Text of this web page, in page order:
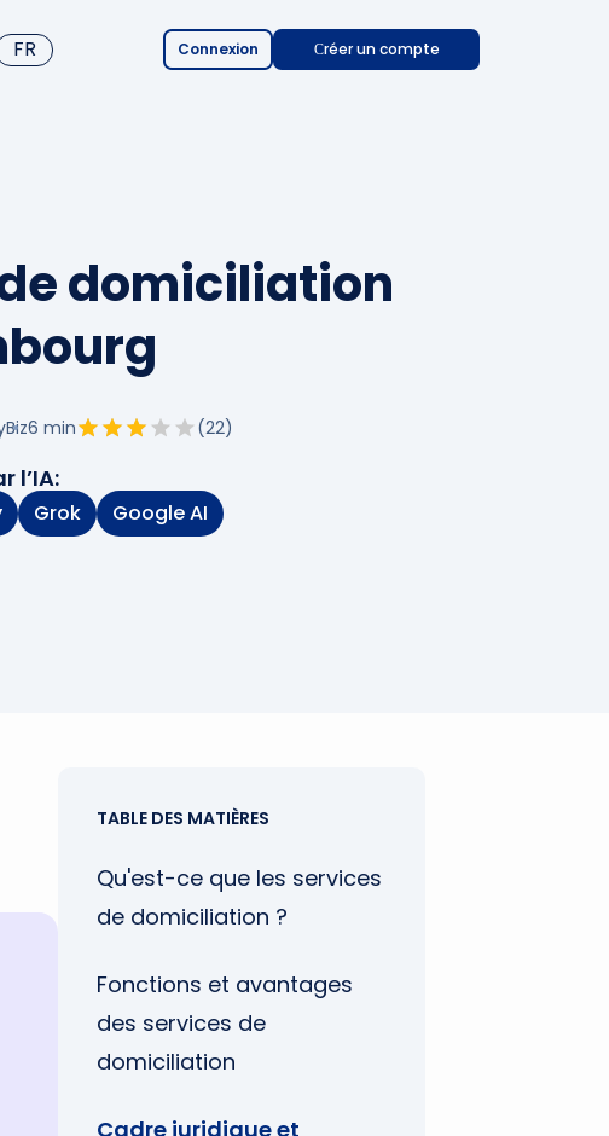
FR Connexion Сréer un compte
domiciliation
6 min (22)
l’IA:
Grok Google AI
TABLE DES MATIÈRES
Qu'est-ce que les services
de domiciliation ?
Fonctions et avantages
des services de
domiciliation
Cadre juridique et